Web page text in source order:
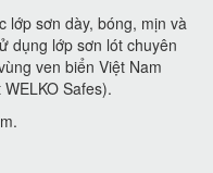
lớp sơn dày, bóng, mịn và
dụng lớp sơn lót chuyên
ven biển Việt Nam
Safes).